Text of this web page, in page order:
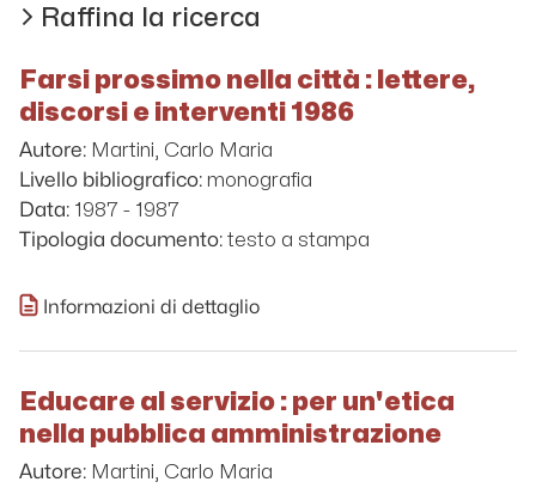
Raffina la ricerca
Farsi prossimo nella città : lettere,
discorsi e interventi 1986
Autore: Martini, Carlo Maria
Livello bibliografico: monografia
Data: 1987 - 1987
Tipologia documento: testo a stampa
Informazioni di dettaglio
Educare al servizio : per un'etica
nella pubblica amministrazione
Autore: Martini, Carlo Maria